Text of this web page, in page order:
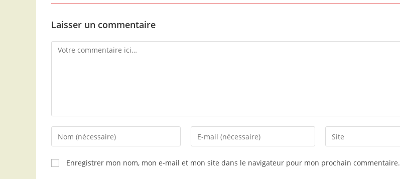
Laisser un commentaire
Comment
Enter
your
name
or
Enter
your
Saisir
l’URL
Enregistrer mon nom, mon e-mail et mon site dans le navigateur pour mon prochain commentaire.